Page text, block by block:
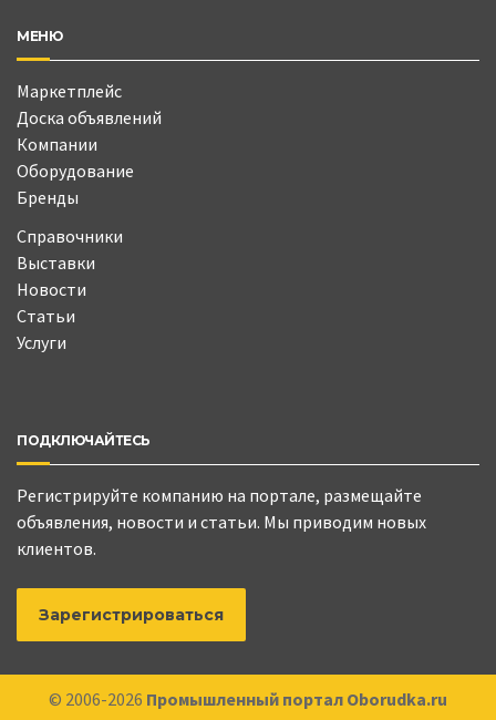
МЕНЮ
Маркетплейс
Доска объявлений
Компании
Оборудование
Бренды
Справочники
Выставки
Новости
Статьи
Услуги
ПОДКЛЮЧАЙТЕСЬ
Регистрируйте компанию на портале, размещайте
объявления, новости и статьи. Мы приводим новых
клиентов.
Зарегистрироваться
© 2006-2026 Промышленный портал Oborudka.ru